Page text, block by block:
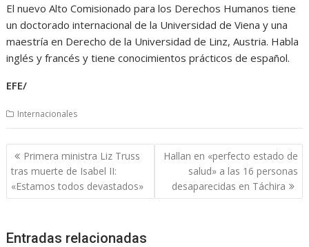
El nuevo Alto Comisionado para los Derechos Humanos tiene
un doctorado internacional de la Universidad de Viena y una
maestría en Derecho de la Universidad de Linz, Austria. Habla
inglés y francés y tiene conocimientos prácticos de español.
EFE/
Internacionales
Navegación
de
entradas
Primera ministra Liz Truss
tras muerte de Isabel II:
«Estamos todos devastados»
Hallan en «perfecto estado de
salud» a las 16 personas
desaparecidas en Táchira
Entradas relacionadas